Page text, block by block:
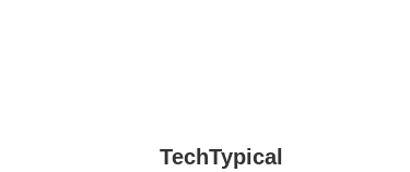
TechTypical